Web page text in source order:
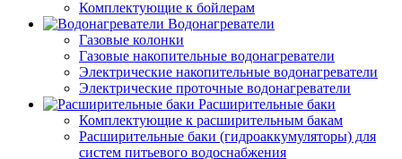
Комплектующие к бойлерам
Водонагреватели
Газовые колонки
Газовые накопительные водонагреватели
Электрические накопительные водонагреватели
Электрические проточные водонагреватели
Расширительные баки
Комплектующие к расширительным бакам
Расширительные баки (гидроаккумуляторы) для
систем питьевого водоснабжения